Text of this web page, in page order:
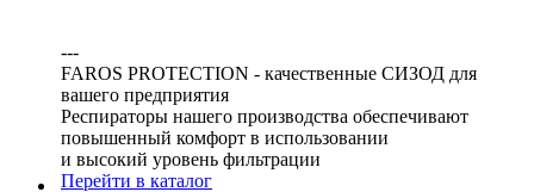
---
FAROS PROTECTION - качественные СИЗОД для
вашего предприятия
Респираторы нашего производства обеспечивают
повышенный комфорт в использовании
и высокий уровень фильтрации
Перейти в каталог